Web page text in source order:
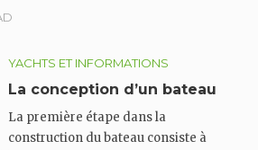
YACHTS ET INFORMATIONS
La conception d’un bateau
La première étape dans la
construction du bateau consiste à